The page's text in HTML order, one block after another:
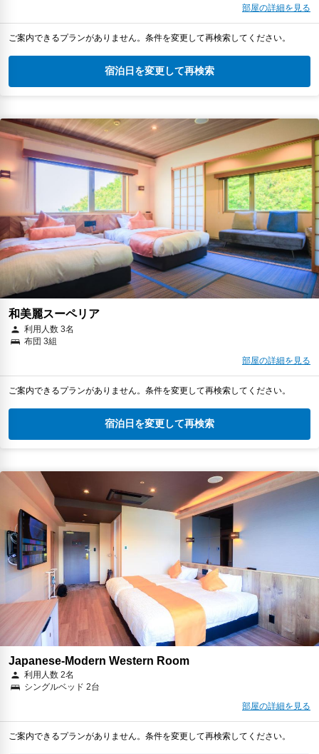
部屋の詳細を見る
ご案内できるプランがありません。条件を変更して再検索してください。
宿泊日を変更して再検索
和美麗スーペリア
利用人数 3名
布団 3組
部屋の詳細を見る
ご案内できるプランがありません。条件を変更して再検索してください。
宿泊日を変更して再検索
Japanese-Modern Western Room
利用人数 2名
シングルベッド 2台
部屋の詳細を見る
ご案内できるプランがありません。条件を変更して再検索してください。